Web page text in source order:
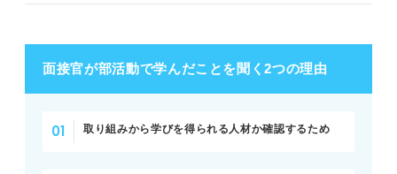
面接官が部活動で学んだことを聞く2つの理由
取り組みから学びを得られる人材か確認するため
例文⑤礼儀